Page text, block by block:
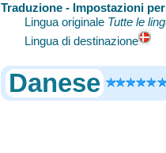
Traduzione - Impostazioni
Lingua originale Tutte le
Lingua di destinazione
Danese